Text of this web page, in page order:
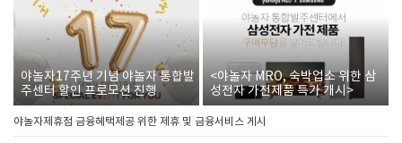
야놀자17주년 기념 야놀자 통합발
주센터 할인 프로모션 진행
<야놀자 MRO, 숙박업소 위한 삼
성전자 가전제품 특가 개시>
야놀자제휴점 금융혜택제공 위한 제휴 및 금융서비스 게시